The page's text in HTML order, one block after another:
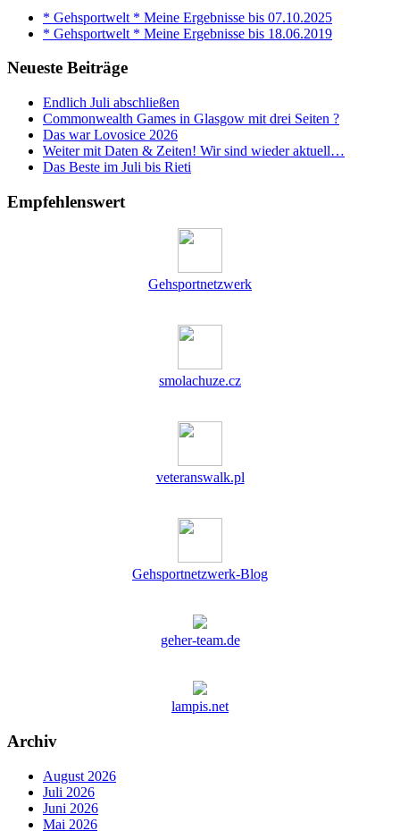
* Gehsportwelt * Meine Ergebnisse bis 07.10.2025
* Gehsportwelt * Meine Ergebnisse bis 18.06.2019
Neueste Beiträge
Endlich Juli abschließen
Commonwealth Games in Glasgow mit drei Seiten ?
Das war Lovosice 2026
Weiter mit Daten & Zeiten! Wir sind wieder aktuell…
Das Beste im Juli bis Rieti
Empfehlenswert
Gehsportnetzwerk
smolachuze.cz
veteranswalk.pl
Gehsportnetzwerk-Blog
geher-team.de
lampis.net
Archiv
August 2026
Juli 2026
Juni 2026
Mai 2026